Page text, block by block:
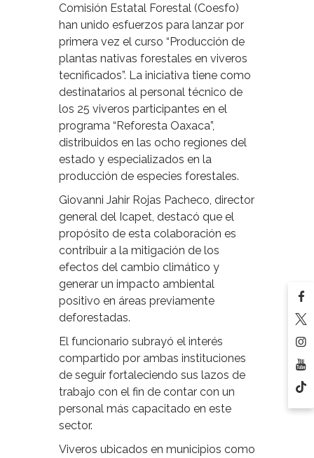
Comisión Estatal Forestal (Coesfo)
han unido esfuerzos para lanzar por
primera vez el curso “Producción de
plantas nativas forestales en viveros
tecnificados”. La iniciativa tiene como
destinatarios al personal técnico de
los 25 viveros participantes en el
programa “Reforesta Oaxaca”,
distribuidos en las ocho regiones del
estado y especializados en la
producción de especies forestales.
Giovanni Jahir Rojas Pacheco, director
general del Icapet, destacó que el
propósito de esta colaboración es
contribuir a la mitigación de los
efectos del cambio climático y
generar un impacto ambiental
positivo en áreas previamente
deforestadas.
El funcionario subrayó el interés
compartido por ambas instituciones
de seguir fortaleciendo sus lazos de
trabajo con el fin de contar con un
personal más capacitado en este
sector.
Viveros ubicados en municipios como